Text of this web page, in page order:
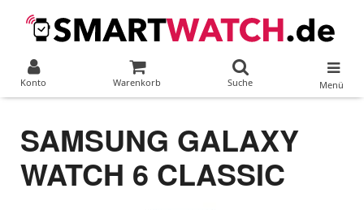
Konto Warenkorb Suche Menü
SAMSUNG GALAXY
WATCH 6 CLASSIC